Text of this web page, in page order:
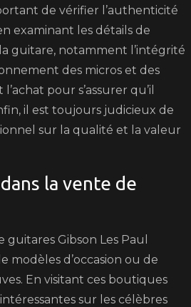
de vérifier l’authenticité
examinant les détails de
guitare, notamment l’intégrité
des micros et des
pour s’assurer qu’il
il est toujours judicieux de
sur la qualité et la valeur
la vente de
Gibson Les Paul
modèles d’occasion ou de
En visitant ces boutiques
sur les célèbres